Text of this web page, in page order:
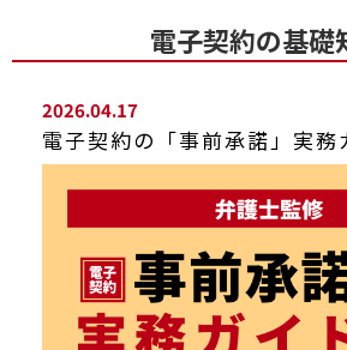
電子契約の基礎
2026.04.17
電子契約の「事前承諾」実務